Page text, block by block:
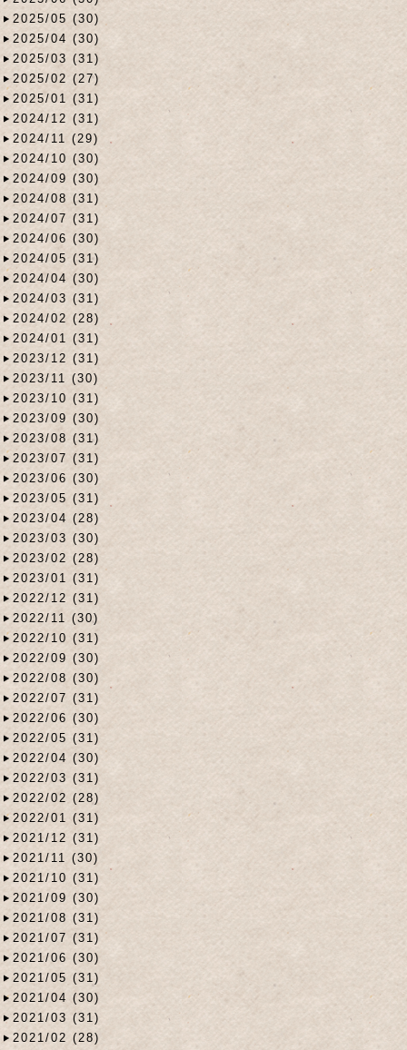
2025/05 (30)
2025/04 (30)
2025/03 (31)
2025/02 (27)
2025/01 (31)
2024/12 (31)
2024/11 (29)
2024/10 (30)
2024/09 (30)
2024/08 (31)
2024/07 (31)
2024/06 (30)
2024/05 (31)
2024/04 (30)
2024/03 (31)
2024/02 (28)
2024/01 (31)
2023/12 (31)
2023/11 (30)
2023/10 (31)
2023/09 (30)
2023/08 (31)
2023/07 (31)
2023/06 (30)
2023/05 (31)
2023/04 (28)
2023/03 (30)
2023/02 (28)
2023/01 (31)
2022/12 (31)
2022/11 (30)
2022/10 (31)
2022/09 (30)
2022/08 (30)
2022/07 (31)
2022/06 (30)
2022/05 (31)
2022/04 (30)
2022/03 (31)
2022/02 (28)
2022/01 (31)
2021/12 (31)
2021/11 (30)
2021/10 (31)
2021/09 (30)
2021/08 (31)
2021/07 (31)
2021/06 (30)
2021/05 (31)
2021/04 (30)
2021/03 (31)
2021/02 (28)